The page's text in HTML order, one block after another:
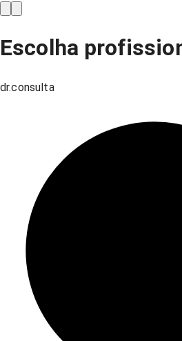
Escolha
dr.consulta